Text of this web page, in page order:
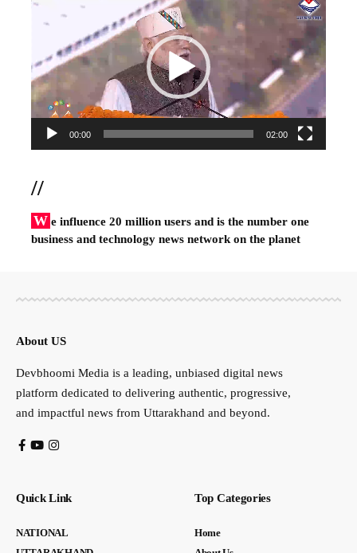
00:00 02:00
//
W e influence 20 million users and is the number one
business and technology news network on the planet
About US
Devbhoomi Media is a leading, unbiased digital news
platform dedicated to delivering authentic, progressive,
and impactful news from Uttarakhand and beyond.
Quick Link
NATIONAL
Top Categories
Home